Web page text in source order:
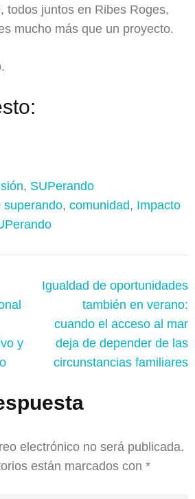
todos juntos en Ribes Roges,
mucho más que un proyecto.
, SUPerando
superando, comunidad, Impacto
y
Igualdad de oportunidades
también en verano:
cuando el acceso al mar
deja de depender de las
circunstancias familiares
electrónico no será publicada.
están marcados con *